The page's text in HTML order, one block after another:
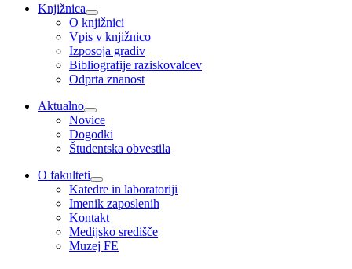
Knjižnica
O knjižnici
Vpis v knjižnico
Izposoja gradiv
Bibliografije raziskovalcev
Odprta znanost
Aktualno
Novice
Dogodki
Študentska obvestila
O fakulteti
Katedre in laboratoriji
Imenik zaposlenih
Kontakt
Medijsko središče
Muzej FE